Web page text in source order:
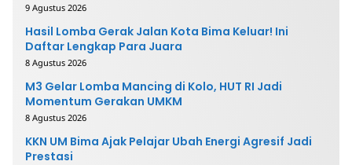
9 Agustus 2026
Hasil Lomba Gerak Jalan Kota Bima Keluar! Ini
Daftar Lengkap Para Juara
8 Agustus 2026
M3 Gelar Lomba Mancing di Kolo, HUT RI Jadi
Momentum Gerakan UMKM
8 Agustus 2026
KKN UM Bima Ajak Pelajar Ubah Energi Agresif Jadi
Prestasi